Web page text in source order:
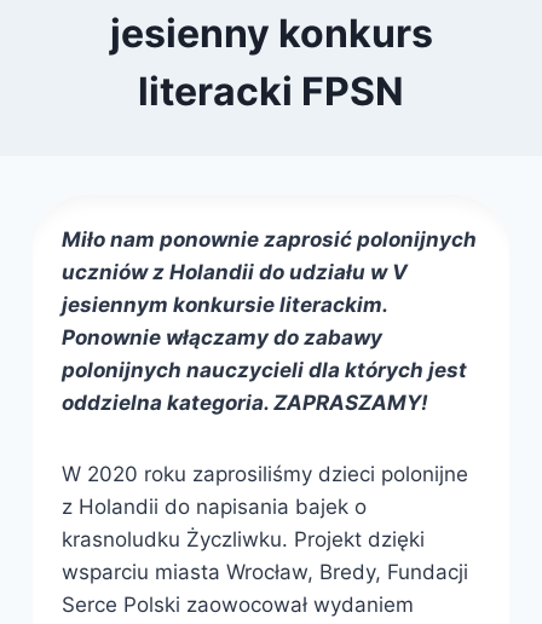
jesienny konkurs
literacki FPSN
Miło nam ponownie zaprosić polonijnych
uczniów z Holandii do udziału w V
jesiennym konkursie literackim.
Ponownie włączamy do zabawy
polonijnych nauczycieli dla których jest
oddzielna kategoria. ZAPRASZAMY!
W 2020 roku zaprosiliśmy dzieci polonijne
z Holandii do napisania bajek o
krasnoludku Życzliwku. Projekt dzięki
wsparciu miasta Wrocław, Bredy, Fundacji
Serce Polski zaowocował wydaniem